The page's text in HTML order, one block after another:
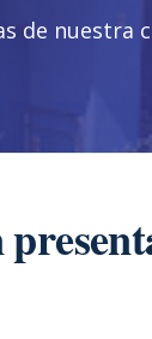
de nuestra